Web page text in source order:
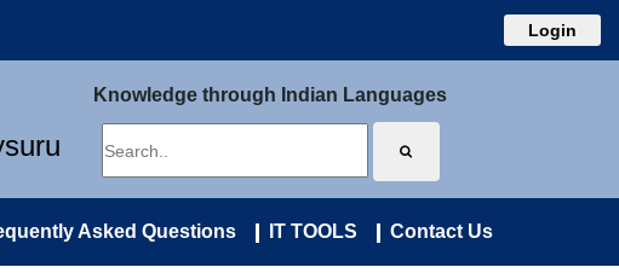
Login
Knowledge through Indian Languages
Asked Questions IT TOOLS Contact Us